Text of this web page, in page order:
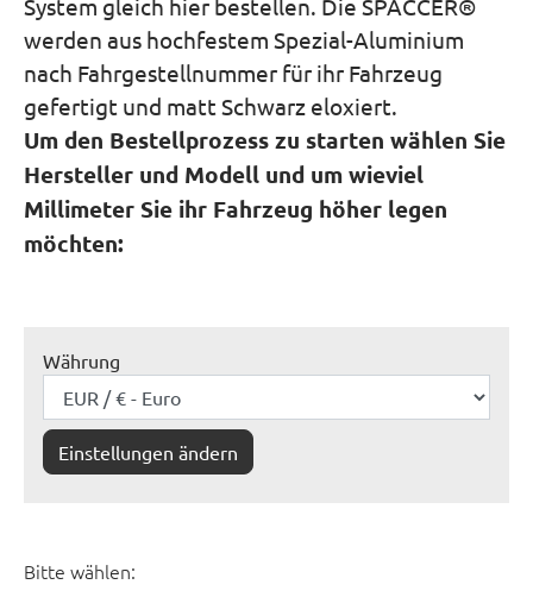
System gleich hier bestellen. Die SPACCER®
werden aus hochfestem Spezial-Aluminium
nach Fahrgestellnummer für ihr Fahrzeug
gefertigt und matt Schwarz eloxiert.
Um den Bestellprozess zu starten wählen Sie
Hersteller und Modell und um wieviel
Millimeter Sie ihr Fahrzeug höher legen
möchten:
Währung
Einstellungen ändern
Bitte wählen: